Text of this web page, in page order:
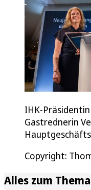
IHK-
Gastrednerin
Copyright:
Alles zum Thema